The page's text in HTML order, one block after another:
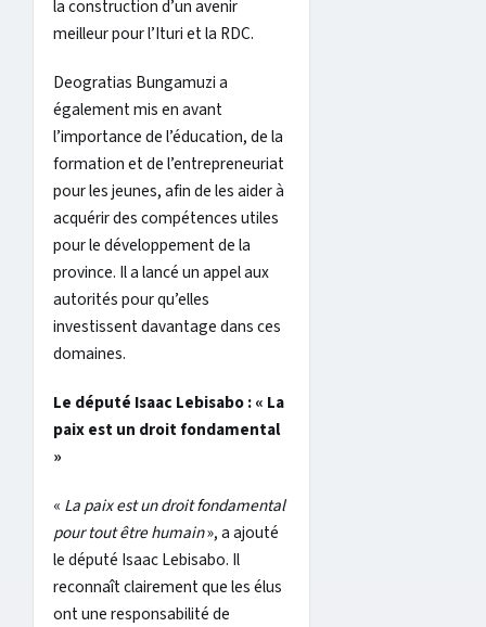
la construction d’un avenir
meilleur pour l’Ituri et la RDC.
Deogratias Bungamuzi a
également mis en avant
l’importance de l’éducation, de la
formation et de l’entrepreneuriat
pour les jeunes, afin de les aider à
acquérir des compétences utiles
pour le développement de la
province. Il a lancé un appel aux
autorités pour qu’elles
investissent davantage dans ces
domaines.
Le député Isaac Lebisabo : « La
paix est un droit fondamental
»
« La paix est un droit fondamental
pour tout être humain», a ajouté
le député Isaac Lebisabo. Il
reconnaît clairement que les élus
ont une responsabilité de